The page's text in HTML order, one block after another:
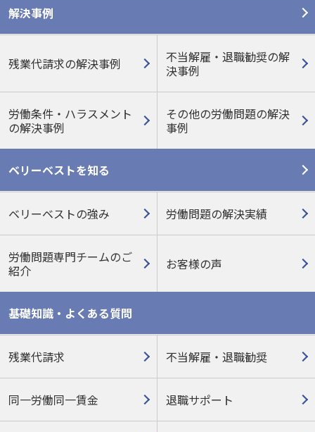
解決事例
残業代請求の解決事例
不当解雇・退職勧奨の解
決事例
労働条件・ハラスメント
の解決事例
その他の労働問題の解決
事例
ベリーベストを知る
ベリーベストの強み 労働問題の解決実績
労働問題専門チームのご
紹介
お客様の声
基礎知識・よくある質問
残業代請求 不当解雇・退職勧奨
同一労働同一賃金 退職サポート